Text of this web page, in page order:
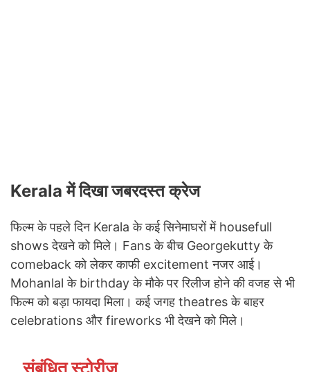
Kerala में दिखा जबरदस्त क्रेज
फिल्म के पहले दिन Kerala के कई सिनेमाघरों में housefull
shows देखने को मिले। Fans के बीच Georgekutty के
comeback को लेकर काफी excitement नजर आई।
Mohanlal के birthday के मौके पर रिलीज होने की वजह से भी
फिल्म को बड़ा फायदा मिला। कई जगह theatres के बाहर
celebrations और fireworks भी देखने को मिले।
संबंधित स्टोरीज़